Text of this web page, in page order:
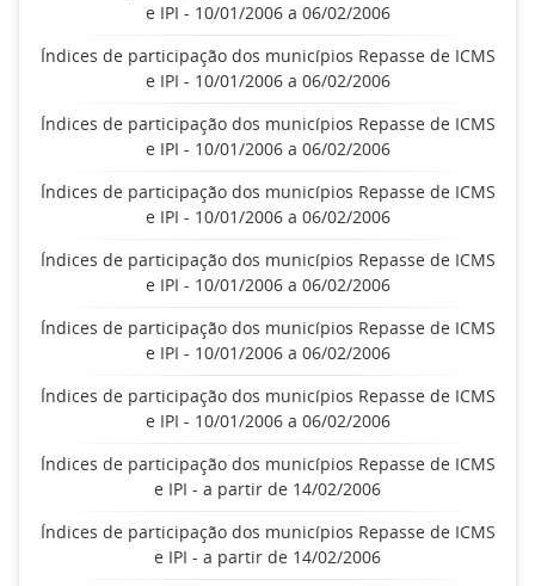
e IPI - 10/01/2006 a 06/02/2006
Índices de participação dos municípios Repasse de ICMS
e IPI - 10/01/2006 a 06/02/2006
Índices de participação dos municípios Repasse de ICMS
e IPI - 10/01/2006 a 06/02/2006
Índices de participação dos municípios Repasse de ICMS
e IPI - 10/01/2006 a 06/02/2006
Índices de participação dos municípios Repasse de ICMS
e IPI - 10/01/2006 a 06/02/2006
Índices de participação dos municípios Repasse de ICMS
e IPI - 10/01/2006 a 06/02/2006
Índices de participação dos municípios Repasse de ICMS
e IPI - 10/01/2006 a 06/02/2006
Índices de participação dos municípios Repasse de ICMS
e IPI - a partir de 14/02/2006
Índices de participação dos municípios Repasse de ICMS
e IPI - a partir de 14/02/2006